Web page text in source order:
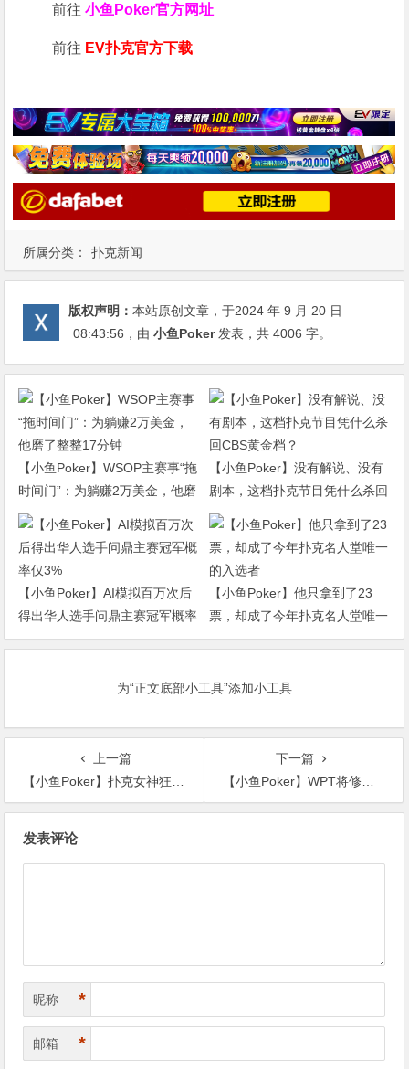
所属分类： 扑克新闻
前往小鱼Poker官方网址
前往 EV扑克官方下载
版权声明：本站原创文章，于2024 年 9 月 20 日
08:43:56 ，由小鱼Poker发表，共 4006 字。
【小鱼Poker】WSOP主赛事“拖
时间门”：为躺赚2万美金，他磨
了整整17分钟
【小鱼Poker】没有解说、没有
剧本，这档扑克节目凭什么杀回
CBS黄金档？
【小鱼Poker】AI模拟百万次后
得出华人选手问鼎主赛冠军概率
仅3%
【小鱼Poker】他只拿到了23
票，却成了今年扑克名人堂唯一
的入选者
为“正文底部小工具”添加小工具
上一篇
【小鱼Poker】扑克女神狂输百万心态崩塌，贴上“它”竟意外转运，河杀夺池！
下一篇
【小鱼Poker】WPT将修改规则以打击锦标赛的过度思考
发表评论
昵称 *
邮箱 *